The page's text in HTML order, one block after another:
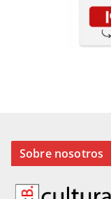
Sobre nosotros